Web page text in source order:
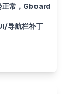
正常，Gboard
导航栏补丁